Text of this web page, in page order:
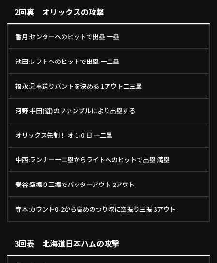
2回裏 オリックスの攻撃
香月:センターへのヒットで出塁 一塁
池田:レフトへのヒットで出塁 一二塁
福永:見事送りバントを決める 1アウト二三塁
河野:半田(遊)のファンブルにより出塁する
オリックス先制！ オ 1-0 日 一二塁
中西:ランナー一二塁からライトへのヒットで出塁 満塁
麦谷:空振り三振でバッターアウト 2アウト
寺本:カウント0-2から高めのつり球に空振り三振 3アウト
3回表 北海道日本ハムの攻撃